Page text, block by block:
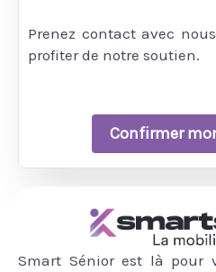
Prenez contact avec
profiter de notre soutien.
Confirmer
Smart Sénior est là pour